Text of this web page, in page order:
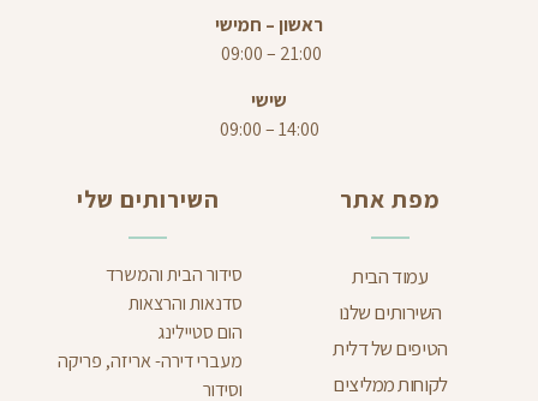
ראשון – חמישי
21:00 – 09:00
שישי
14:00 – 09:00
מפת אתר
עמוד הבית
השירותים שלנו
הטיפים של דלית
לקוחות ממליצים
השירותים שלי
סידור הבית והמשרד
סדנאות והרצאות
הום סטיילינג
מעברי דירה- אריזה, פריקה
וסידור